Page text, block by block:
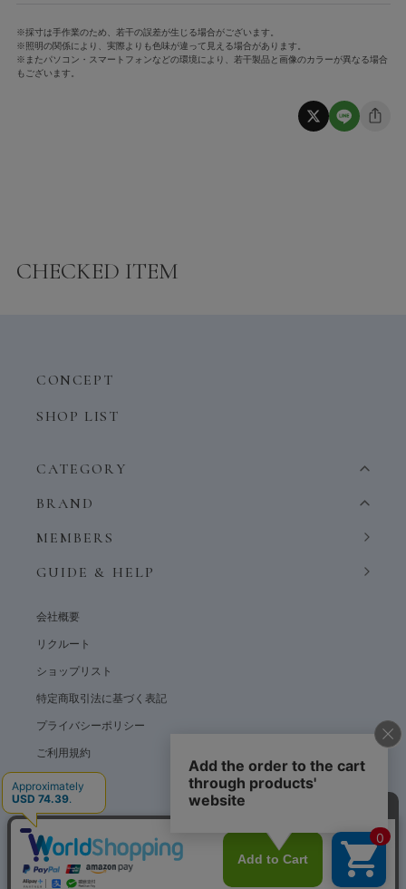
※採寸は手作業のため、若干の誤差が生じる場合がございます。
※照明の関係により、実際よりも色味が違って見える場合があります。
※またパソコン・スマートフォンなどの環境により、若干製品と画像のカラーが異なる場合
もございます。
CHECKED ITEM
CONCEPT
SHOP LIST
CATEGORY
BRAND
MEMBERS
GUIDE & HELP
会社概要
リクルート
ショップリスト
特定商取引法に基づく表記
プライバシーポリシー
ご利用規約
© weardept co.,ltd. All rights reserved.